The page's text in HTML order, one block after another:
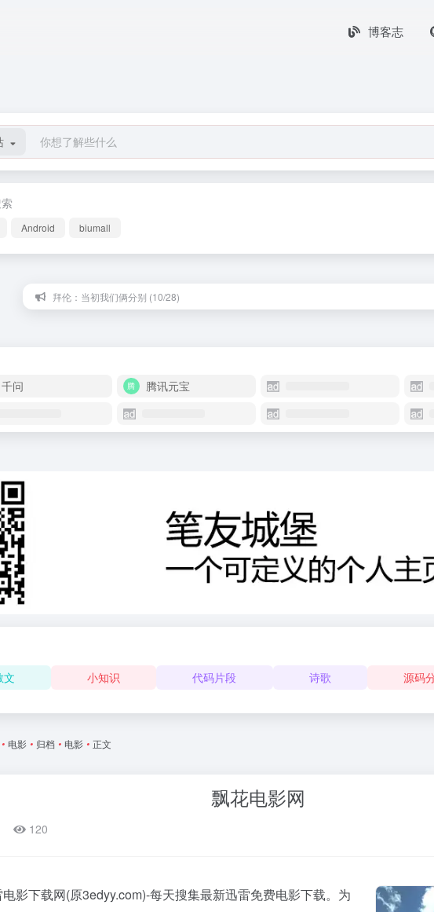
博客志
Android biumall
拜伦：当初我们俩分别 (10/28)
千问 腾讯元宝
文 小知识 代码片段 诗歌 源码
• 电影 • 归档 • 电影 • 正文
飘花电影网
120
影下载网(原3edyy.com)-每天搜集最新迅雷免费电影下载。为